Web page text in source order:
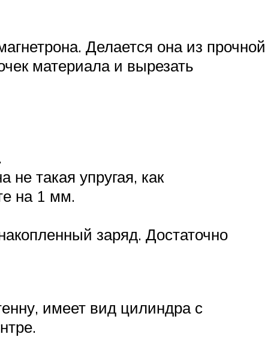
Делается она из прочной
материала и вырезать
такая упругая, как
на 1 мм.
заряд. Достаточно
имеет вид цилиндра с